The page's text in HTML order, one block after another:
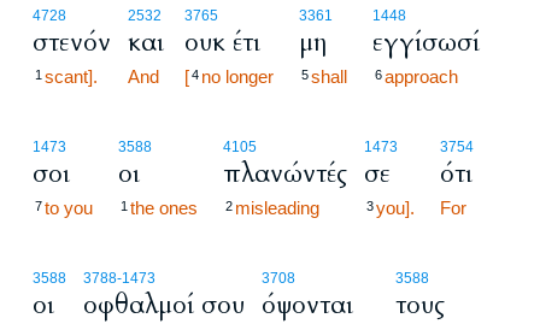
4728
στενόν
1 scant].
2532
και
And
3765
ουκ έτι
[4 no longer
3361
μη
5shall
1448
εγγίσωσί
6approach
1473
σοι
7to you
3588
οι
1 the ones
4105
πλανώντές
2 misleading
1473
σε
3you].
3754
ότι
For
3588
οι
3788-1473
οφθαλμοί σου
3708
όψονται
3588
τους